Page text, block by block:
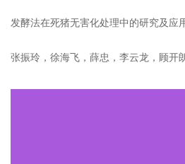
发酵法在死猪无害化处理中的研究及应
张振玲，徐海飞，薛忠，李云龙，顾